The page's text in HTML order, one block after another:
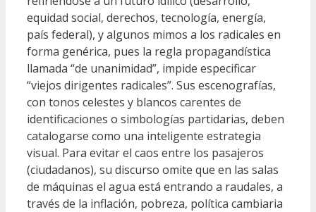
equidad social, derechos, tecnología, energía,
país federal), y algunos mimos a los radicales en
forma genérica, pues la regla propagandística
llamada “de unanimidad”, impide especificar
“viejos dirigentes radicales”. Sus escenografías,
con tonos celestes y blancos carentes de
identificaciones o simbologías partidarias, deben
catalogarse como una inteligente estrategia
visual. Para evitar el caos entre los pasajeros
(ciudadanos), su discurso omite que en las salas
de máquinas el agua está entrando a raudales, a
través de la inflación, pobreza, política cambiaria